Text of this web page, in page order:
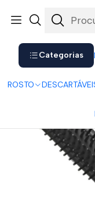
Categorias
ROSTO
Shop